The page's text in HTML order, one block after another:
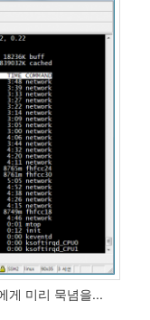
게 미리 묵념을...